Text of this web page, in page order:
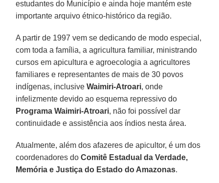
estudantes do Município e ainda hoje mantém este
importante arquivo étnico-histórico da região.
A partir de 1997 vem se dedicando de modo especial,
com toda a família, a agricultura familiar, ministrando
cursos em apicultura e agroecologia a agricultores
familiares e representantes de mais de 30 povos
indígenas, inclusiveWaimiri-Atroari, onde
infelizmente devido ao esquema repressivo do
Programa Waimiri-Atroari, não foi possível dar
continuidade e assistência aos índios nesta área.
Atualmente, além dos afazeres de apicultor, é um dos
coordenadores doComitê Estadual da Verdade,
Memória e Justiça do Estado do Amazonas.